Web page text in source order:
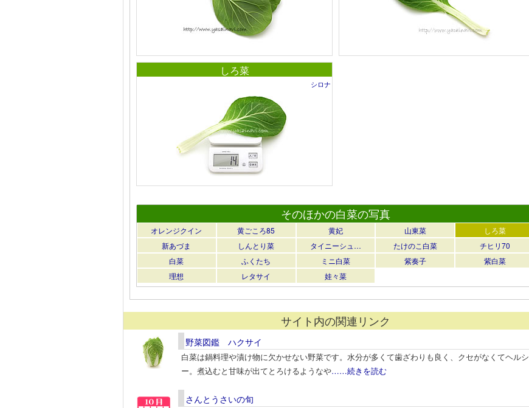
しろ菜
シロナ
そのほかの白菜の写真
オレンジクイン 黄ごころ85 黄妃 山東菜
しろ菜
新あづま
しんとり菜 タイニーシュ… たけのこ白菜
チヒリ70
白菜
ふくたち ミニ白菜 紫奏子
紫白菜
理想
レタサイ 娃々菜
サイト内の関連リンク
野菜図鑑 ハクサイ
白菜は鍋料理や漬け物に欠かせない野菜です。水分が多くて歯ざわりも良く、クセがなくてヘルシ
ー。煮込むと甘味が出てとろけるようなや……続きを読む
さんとうさいの旬